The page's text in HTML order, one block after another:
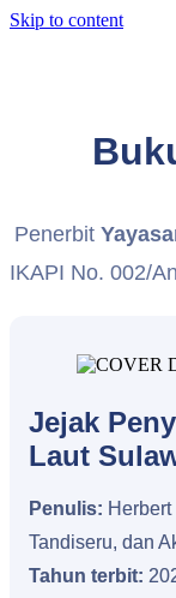
Skip to content
Penerbit
IKAPI No. 002/
Jejak
Laut
Penulis:
Tandiseru, dan
Tahun terbit: